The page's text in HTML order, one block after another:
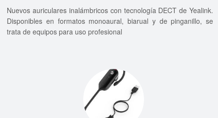
Nuevos auriculares inalámbricos con tecnología DECT de Yealink.
Disponibles en formatos monoaural, biarual y de pinganillo, se
trata de equipos para uso profesional